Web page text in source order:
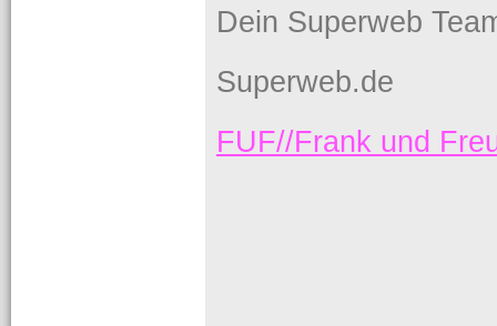
Dein Superweb
Superweb.de
FUF//Frank und